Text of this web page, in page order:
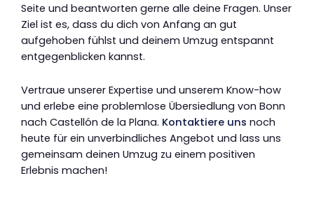
Seite und beantworten gerne alle deine Fragen. Unser
Ziel ist es, dass du dich von Anfang an gut
aufgehoben fühlst und deinem Umzug entspannt
entgegenblicken kannst.
Vertraue unserer Expertise und unserem Know-how
und erlebe eine problemlose Übersiedlung von Bonn
nach Castellón de la Plana. Kontaktiere uns noch
heute für ein unverbindliches Angebot und lass uns
gemeinsam deinen Umzug zu einem positiven
Erlebnis machen!